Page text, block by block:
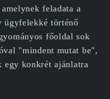
feladata a
ügyfelekké történő
főoldal sok
"mindent mutat be",
egy konkrét ajánlatra